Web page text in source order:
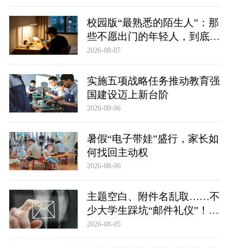
校园版“最熟悉的陌生人”：那
些不愿出门的年轻人，到底在
躲避什么？
2026-08-07
实施五项战略任务推动教育强
国建设迈上新台阶
2026-08-06
暑假“电子带娃”盛行，家长如
何找回主动权
2026-08-06
主题空白、附件名乱取……不
少大学生踩坑“邮件礼仪”！贴
士：求职邮件可以这么写
2026-08-05